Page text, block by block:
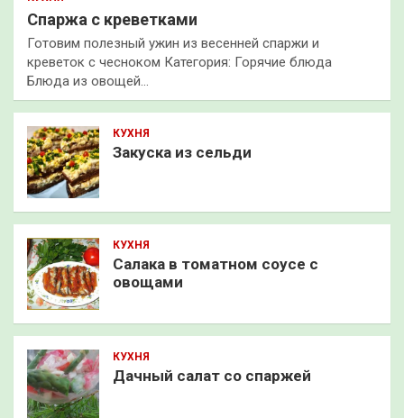
Спаржа с креветками
Готовим полезный ужин из весенней спаржи и
креветок с чесноком Категория: Горячие блюда
Блюда из овощей…
КУХНЯ
Закуска из сельди
КУХНЯ
Салака в томатном соусе с
овощами
КУХНЯ
Дачный салат со спаржей